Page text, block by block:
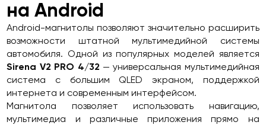
на Android
Android-магнитолы позволяют значительно расширить
возможности штатной мультимедийной системы
автомобиля. Одной из популярных моделей является
Sirena V2 PRO 4/32 — универсальная мультимедийная
система с большим QLED экраном, поддержкой
интернета и современным интерфейсом.
Магнитола позволяет использовать навигацию,
мультимедиа и различные приложения прямо на